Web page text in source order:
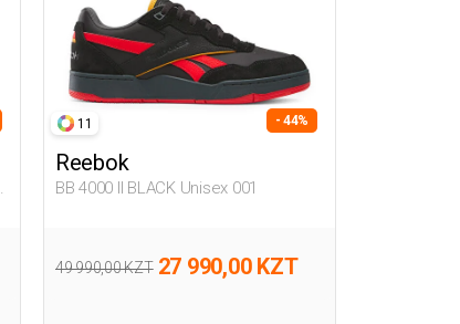
11 - 44%
Reebok
BB 4000 II BLACK Unisex 001
49 990,00 KZT 27 990,00 KZT